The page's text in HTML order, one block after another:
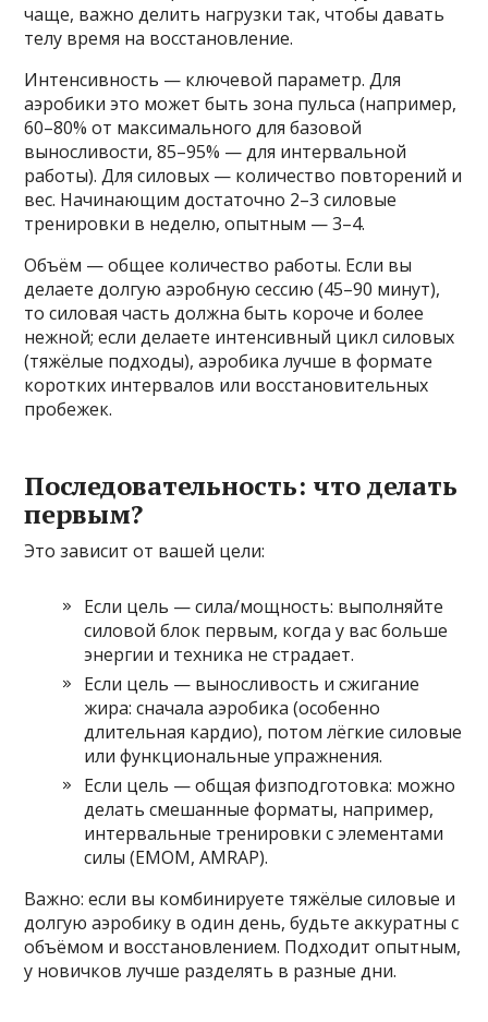
чаще, важно делить нагрузки так, чтобы давать
телу время на восстановление.
Интенсивность — ключевой параметр. Для
аэробики это может быть зона пульса (например,
60–80% от максимального для базовой
выносливости, 85–95% — для интервальной
работы). Для силовых — количество повторений и
вес. Начинающим достаточно 2–3 силовые
тренировки в неделю, опытным — 3–4.
Объём — общее количество работы. Если вы
делаете долгую аэробную сессию (45–90 минут),
то силовая часть должна быть короче и более
нежной; если делаете интенсивный цикл силовых
(тяжёлые подходы), аэробика лучше в формате
коротких интервалов или восстановительных
пробежек.
Последовательность: что делать
первым?
Это зависит от вашей цели:
Если цель — сила/мощность: выполняйте
силовой блок первым, когда у вас больше
энергии и техника не страдает.
Если цель — выносливость и сжигание
жира: сначала аэробика (особенно
длительная кардио), потом лёгкие силовые
или функциональные упражнения.
Если цель — общая физподготовка: можно
делать смешанные форматы, например,
интервальные тренировки с элементами
силы (EMOM, AMRAP).
Важно: если вы комбинируете тяжёлые силовые и
долгую аэробику в один день, будьте аккуратны с
объёмом и восстановлением. Подходит опытным,
у новичков лучше разделять в разные дни.